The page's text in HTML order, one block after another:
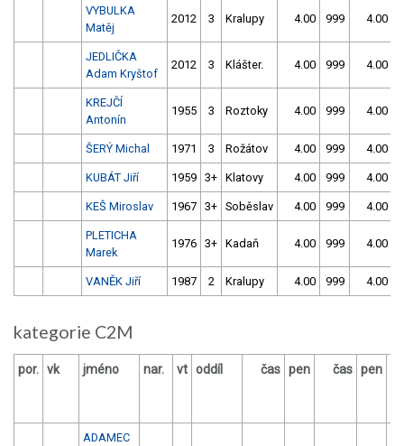
VYBULKA
Matěj
2012 3 Kralupy 4.00 999 4.00
JEDLIČKA
Adam Kryštof
2012 3 Klášter. 4.00 999 4.00
KREJČÍ
Antonín
1955 3 Roztoky 4.00 999 4.00
ŠERÝ Michal 1971 3 Rožátov 4.00 999 4.00
KUBÁT Jiří 1959 3+ Klatovy 4.00 999 4.00
KEŠ Miroslav 1967 3+ Soběslav 4.00 999 4.00
PLETICHA
Marek
1976 3+ Kadaň 4.00 999 4.00
VANĚK Jiří 1987 2 Kralupy 4.00 999 4.00
kategorie C2M
por. vk jméno nar. vt oddíl čas pen čas pen
ADAMEC